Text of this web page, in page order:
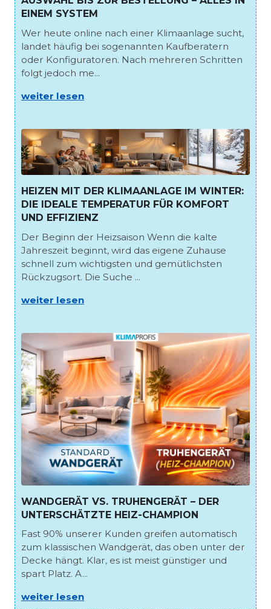
EINEM SYSTEM
Wer heute online nach einer Klimaanlage sucht,
landet häufig bei sogenannten Kaufberatern
oder Konfiguratoren. Nach mehreren Schritten
folgt jedoch me...
weiter lesen
HEIZEN MIT DER KLIMAANLAGE IM WINTER:
DIE IDEALE TEMPERATUR FÜR KOMFORT
UND EFFIZIENZ
Der Beginn der Heizsaison Wenn die kalte
Jahreszeit beginnt, wird das eigene Zuhause
schnell zum wichtigsten und gemütlichsten
Rückzugsort. Die Suche ...
weiter lesen
WANDGERÄT VS. TRUHENGERÄT – DER
UNTERSCHÄTZTE HEIZ-CHAMPION
Fast 90% unserer Kunden greifen automatisch
zum klassischen Wandgerät, das oben unter der
Decke hängt. Klar, es ist meist günstiger und
spart Platz. A...
weiter lesen